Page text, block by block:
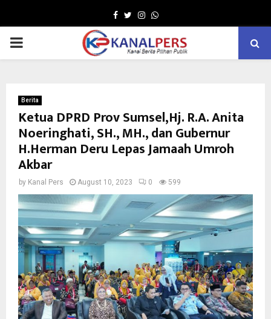
Facebook
TwitterInstagram
Whatsapp
PRIMARY
Berita
Ketua DPRD Prov Sumsel,Hj. R.A. Anita
Noeringhati, SH., MH., dan Gubernur
H.Herman Deru Lepas Jamaah Umroh
Akbar
by Kanal Pers August 10, 2023 0 599